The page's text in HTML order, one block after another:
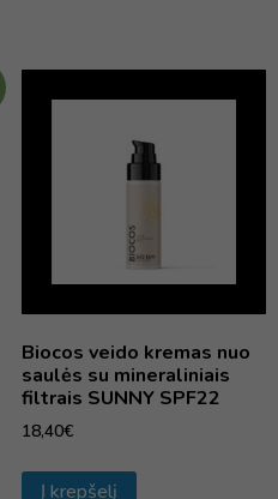
Biocos veido kremas nuo
saulės su mineraliniais
filtrais SUNNY SPF22
18,40€
Į krepšelį